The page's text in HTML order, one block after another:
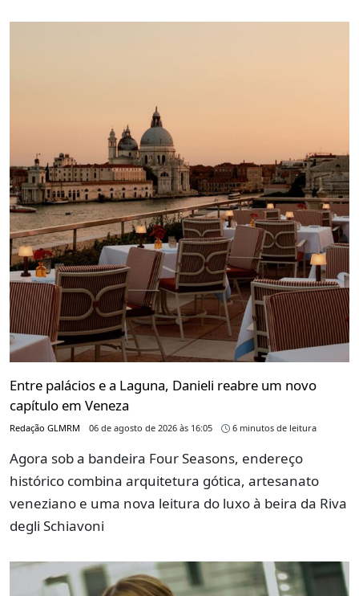
Entre palácios e a Laguna, Danieli reabre um novo
capítulo em Veneza
Redação GLMRM 06 de agosto de 2026 às 16:05 6 minutos de leitura
Agora sob a bandeira Four Seasons, endereço
histórico combina arquitetura gótica, artesanato
veneziano e uma nova leitura do luxo à beira da Riva
degli Schiavoni